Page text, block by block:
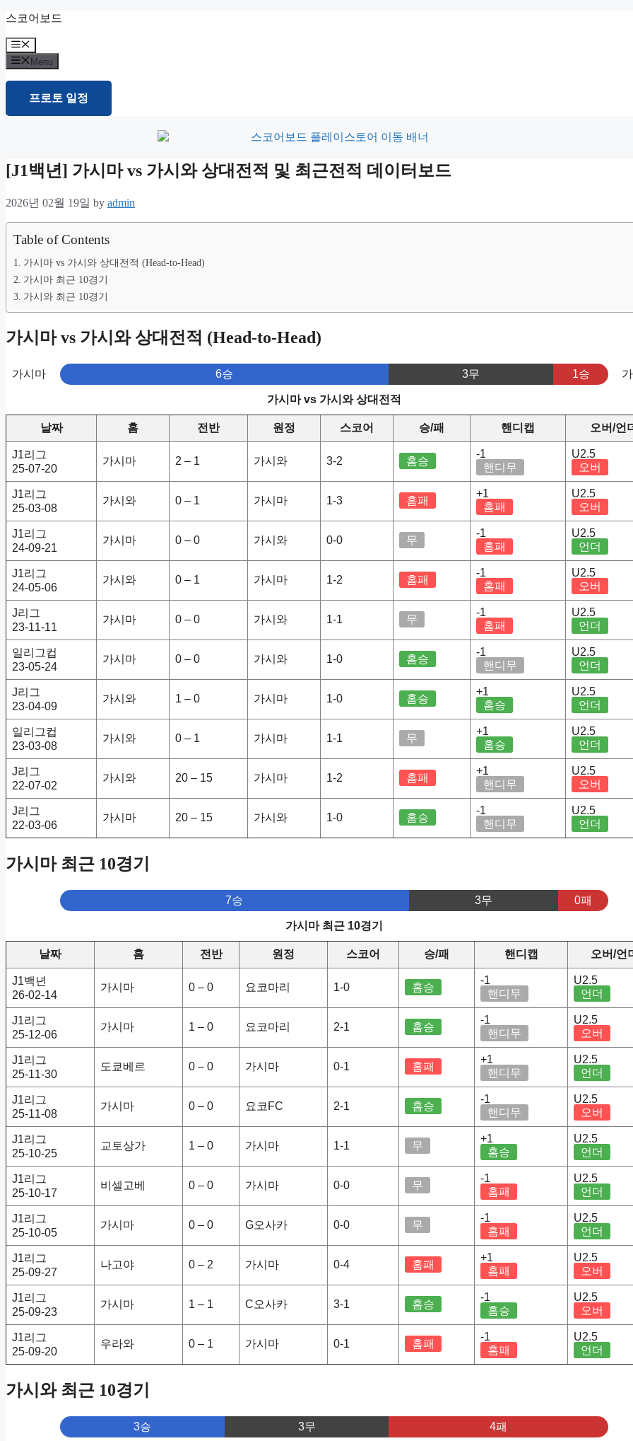
Skip
content
스코어보드
Menu
Menu
프로토 일정
[J1백년] 가시마 vs 가시와 상대전적 및 최근전적 데이터보드
2026년 02월 19일 by admin
Table of Contents
가시마 vs 가시와 상대전적 (Head-to-Head)
가시마 최근 10경기
가시와 최근 10경기
가시마 vs 가시와 상대전적 (Head-to-Head)
가시마 6승 3무 1승
가시마 vs 가시와 상대전적
날짜 홈 전반 원정 스코어 승/패 핸디캡 오버/언
J1리그
25-07-20
가시마 2 – 1 가시와 3-2 홈승
-1
핸디무
U2.5
오버
J1리그
25-03-08
가시와 0 – 1 가시마 1-3 홈패
+1
홈패
U2.5
오버
J1리그
24-09-21
가시마 0 – 0 가시와 0-0 무
-1
홈패
U2.5
언더
J1리그
24-05-06
가시와 0 – 1 가시마 1-2 홈패
-1
홈패
U2.5
오버
J리그
23-11-11
가시마 0 – 0 가시와 1-1 무
-1
홈패
U2.5
언더
일리그컵
23-05-24
가시마 0 – 0 가시와 1-0 홈승
-1
핸디무
U2.5
언더
J리그
23-04-09
가시와 1 – 0 가시마 1-0 홈승
+1
홈승
U2.5
언더
일리그컵
23-03-08
가시와 0 – 1 가시마 1-1 무
+1
홈승
U2.5
언더
J리그
22-07-02
가시와 20 – 15 가시마 1-2 홈패
+1
핸디무
U2.5
오버
J리그
22-03-06
가시마 20 – 15 가시와 1-0 홈승
-1
핸디무
U2.5
언더
가시마 최근 10경기
7승 3무 0패
가시마 최근 10경기
날짜 홈 전반 원정 스코어 승/패 핸디캡 오버/언
J1백년
26-02-14
가시마 0 – 0 요코마리 1-0 홈승
-1
핸디무
U2.5
언더
J1리그
25-12-06
가시마 1 – 0 요코마리 2-1 홈승
-1
핸디무
U2.5
오버
J1리그
25-11-30
도쿄베르 0 – 0 가시마 0-1 홈패
+1
핸디무
U2.5
언더
J1리그
25-11-08
가시마 0 – 0 요코FC 2-1 홈승
-1
핸디무
U2.5
오버
J1리그
25-10-25
교토상가 1 – 0 가시마 1-1 무
+1
홈승
U2.5
언더
J1리그
25-10-17
비셀고베 0 – 0 가시마 0-0 무
-1
홈패
U2.5
언더
J1리그
25-10-05
가시마 0 – 0 G오사카 0-0 무
-1
홈패
U2.5
언더
J1리그
25-09-27
나고야 0 – 2 가시마 0-4 홈패
+1
홈패
U2.5
오버
J1리그
25-09-23
가시마 1 – 1 C오사카 3-1 홈승
-1
홈승
U2.5
오버
J1리그
25-09-20
우라와 0 – 1 가시마 0-1 홈패
-1
홈패
U2.5
언더
가시와 최근 10경기
3승 3무 4패